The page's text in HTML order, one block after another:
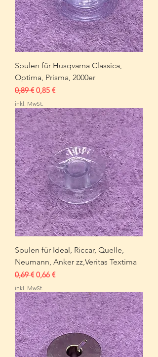
Spulen für Husqvarna Classica,
Optima, Prisma, 2000er
Standardpreis
0,89 € Sale-Preis
0,85 €
inkl. MwSt.
Spulen für Ideal, Riccar, Quelle,
Neumann, Anker zz,Veritas Textima
Standardpreis
0,69 € Sale-Preis
0,66 €
inkl. MwSt.